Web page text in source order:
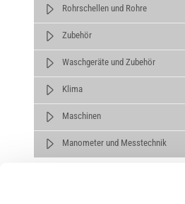
Rohrschellen und Rohre
Zubehör
Waschgeräte und Zubehör
Klima
Maschinen
Manometer und Messtechnik